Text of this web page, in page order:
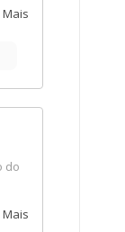
Mais
do
o
Mais